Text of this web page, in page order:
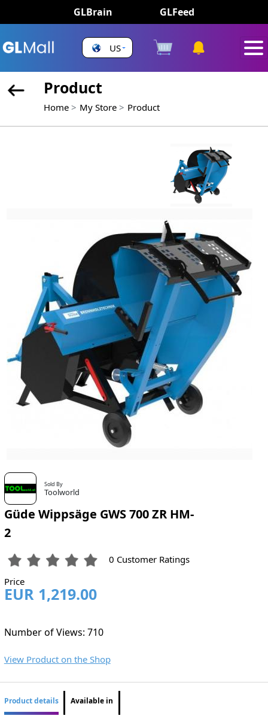
GLBrain GLFeed
US
Product
Home My Store Product
Sold By
Toolworld
Güde Wippsäge GWS 700 ZR HM-
2
0 Customer Ratings
Price
EUR 1,219.00
Number of Views: 710
View Product on the Shop
Product details Available in